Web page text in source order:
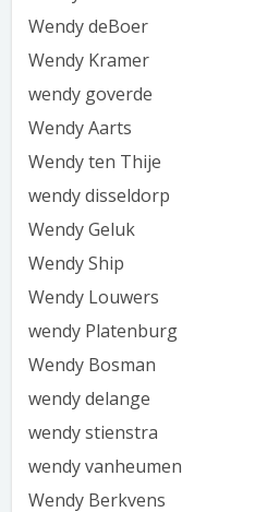
Wendy deBoer
Wendy Kramer
wendy goverde
Wendy Aarts
Wendy ten Thije
wendy disseldorp
Wendy Geluk
Wendy Ship
Wendy Louwers
wendy Platenburg
Wendy Bosman
wendy delange
wendy stienstra
wendy vanheumen
Wendy Berkvens